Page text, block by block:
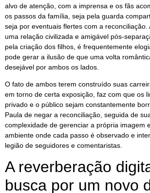
alvo de atenção, com a imprensa e os fãs
os passos da família, seja pela guarda
seja por eventuais flertes com a reconciliação.
uma relação civilizada e amigável pós-
pela criação dos filhos, é frequentemente
pode gerar a ilusão de que uma volta
desejável por ambos os lados.
O fato de ambos terem construído suas
em torno de certa exposição, faz com que os
privado e o público sejam constantemente
Paula de negar a reconciliação, seguida de
complexidade de gerenciar a própria imagem
ambiente onde cada passo é observado e
legião de seguidores e comentaristas.
A reverberação
busca por um novo